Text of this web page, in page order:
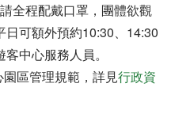
全程配戴口罩，團體欲觀
可額外預約10:30、14:30
中心服務人員。
區管理規範，詳見行政資